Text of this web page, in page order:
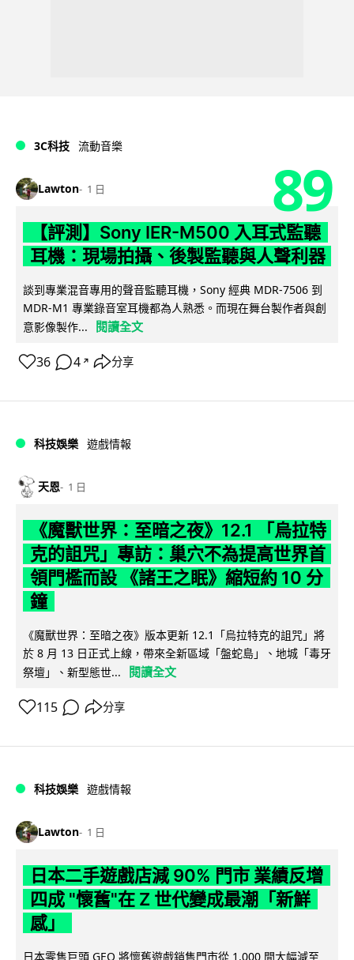
3C科技 流動音樂
Lawton 1 日 89
【評測】Sony IER-M500 入耳式監聽
耳機：現場拍攝、後製監聽與人聲利器
談到專業混音專用的聲音監聽耳機，Sony 經典 MDR-7506 到
MDR-M1 專業錄音室耳機都為人熟悉。而現在舞台製作者與創
意影像製作...
閱讀全文
36 4 ↗ 分享
科技娛樂 遊戲情報
天恩 1 日
《魔獸世界：至暗之夜》12.1 「烏拉特
克的詛咒」專訪：巢穴不為提高世界首
領門檻而設 《諸王之眠》縮短約 10 分
鐘
《魔獸世界：至暗之夜》版本更新 12.1「烏拉特克的詛咒」將
於 8 月 13 日正式上線，帶來全新區域「盤蛇島」、地城「毒牙
祭壇」、新型態世...
閱讀全文
115 分享
科技娛樂 遊戲情報
Lawton 1 日
日本二手遊戲店減 90% 門市 業績反增
四成 "懷舊"在 Z 世代變成最潮「新鮮
感」
日本零售巨頭 GEO 將懷舊遊戲銷售門市從 1,000 間大幅減至